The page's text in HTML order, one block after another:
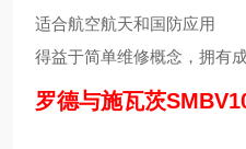
适合航空航天和国防应用
得益于简单维修概念，拥有
罗德与施瓦茨